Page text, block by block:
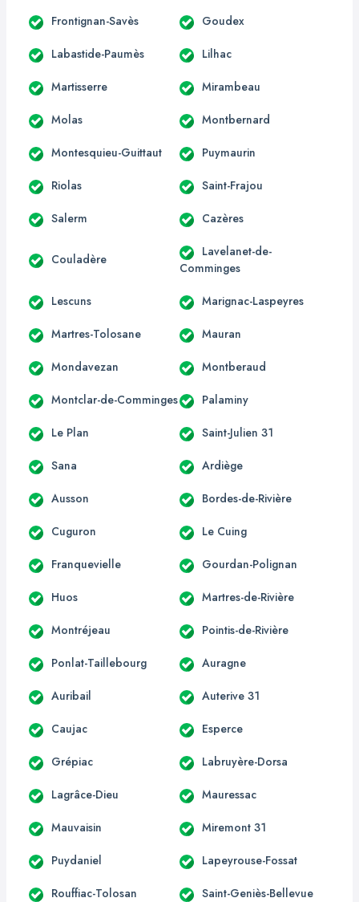
Frontignan-Savès Goudex
Labastide-Paumès Lilhac
Martisserre Mirambeau
Molas Montbernard
Montesquieu-Guittaut Puymaurin
Riolas Saint-Frajou
Salerm Cazères
Couladère
Lavelanet-de-
Comminges
Lescuns Marignac-Laspeyres
Martres-Tolosane Mauran
Mondavezan Montberaud
Montclar-de-Comminges Palaminy
Le Plan Saint-Julien 31
Sana Ardiège
Ausson Bordes-de-Rivière
Cuguron Le Cuing
Franquevielle Gourdan-Polignan
Huos Martres-de-Rivière
Montréjeau Pointis-de-Rivière
Ponlat-Taillebourg Auragne
Auribail Auterive 31
Caujac Esperce
Grépiac Labruyère-Dorsa
Lagrâce-Dieu Mauressac
Mauvaisin Miremont 31
Puydaniel Lapeyrouse-Fossat
Rouffiac-Tolosan Saint-Geniès-Bellevue